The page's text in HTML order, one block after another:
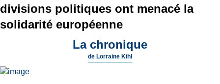
divisions politiques ont menacé la
solidarité européenne
La chronique
de Lorraine Kihl